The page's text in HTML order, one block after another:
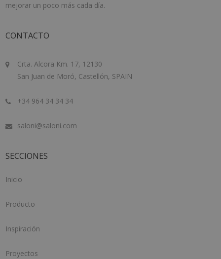
mejorar un poco más cada día.
CONTACTO
Crta. Alcora Km. 17, 12130
San Juan de Moró, Castellón, SPAIN
+34 964 34 34 34
saloni@saloni.com
SECCIONES
Inicio
Producto
Inspiración
Proyectos